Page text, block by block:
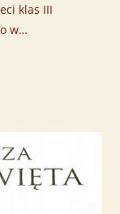
klas III
w…